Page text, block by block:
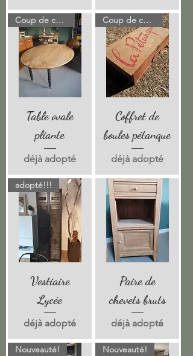
Coup de coeur!
Table ovale
pliante
déjà adopté
Coup de coeur!
Coffret de
boules pétanque
déjà adopté
adopté!!!
Vestiaire
Lycée
déjà adopté
Paire de
chevets bruts
déjà adopté
Nouveauté! Nouveauté!